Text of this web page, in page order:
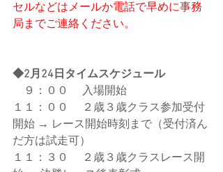
セルなどはメールか電話で早めに事務
局までご連絡ください。
◆2月24日タイムスケジュール
９：００ 　入場開始
１１：００ 　２歳３歳クラス参加受付
開始 → レース開始時刻まで（受付済ん
だ方は試走可）
１１：３０ 　２歳３歳クラスレース開